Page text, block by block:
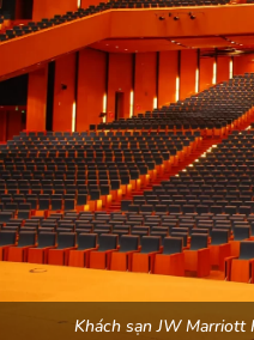
Khách sạn JW